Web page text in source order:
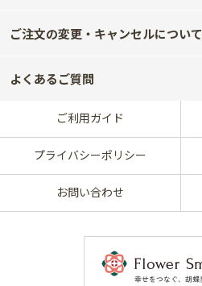
ご注文の変更・キャンセルについて
よくあるご質問
ご利用ガイド
プライバシーポリシー
お問い合わせ